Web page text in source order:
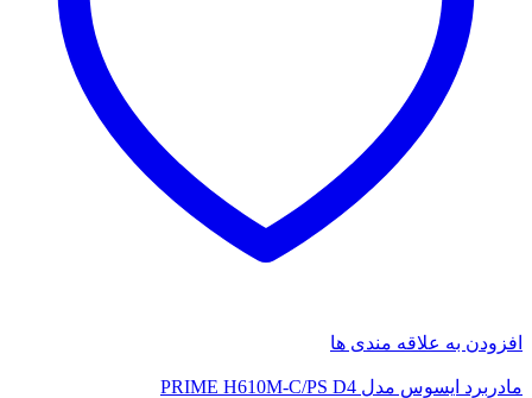
افزودن به علاقه مندی ها
مادربرد ایسوس مدل PRIME H610M-C/PS D4